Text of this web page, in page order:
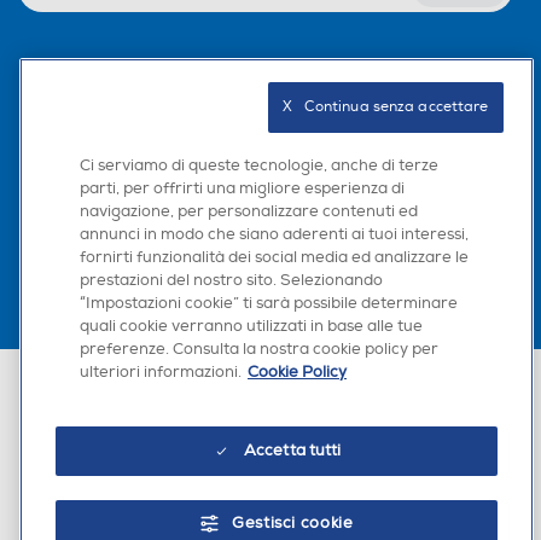
Scarica la nostra app
Euronics Italia SpA. Sede legale Via Montefeltro, 6/a 20156 Milano
Ci serviamo di queste tecnologie, anche di terze
parti, per offrirti una migliore esperienza di
navigazione, per personalizzare contenuti ed
annunci in modo che siano aderenti ai tuoi interessi,
fornirti funzionalità dei social media ed analizzare le
prestazioni del nostro sito. Selezionando
“Impostazioni cookie” ti sarà possibile determinare
quali cookie verranno utilizzati in base alle tue
preferenze. Consulta la nostra cookie policy per
ulteriori informazioni. Cookie Policy
Accetta tutti
Gestisci cookie
X   Continua senza accettare